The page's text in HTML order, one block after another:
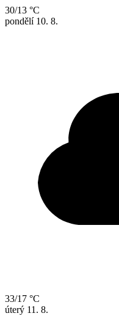
30/13 °C
pondělí 10. 8.
33/17 °C
úterý 11. 8.